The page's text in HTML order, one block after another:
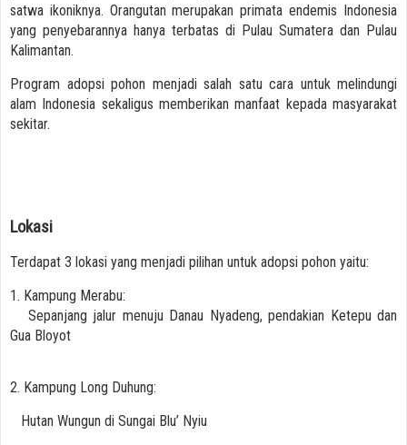
satwa ikoniknya. Orangutan merupakan primata endemis Indonesia
yang penyebarannya hanya terbatas di Pulau Sumatera dan Pulau
Kalimantan.
Program adopsi pohon menjadi salah satu cara untuk melindungi
alam Indonesia sekaligus memberikan manfaat kepada masyarakat
sekitar.
Lokasi
Terdapat 3 lokasi yang menjadi pilihan untuk adopsi pohon yaitu:
1. Kampung Merabu:
Sepanjang jalur menuju Danau Nyadeng, pendakian Ketepu dan
Gua Bloyot
2. Kampung Long Duhung:
Hutan Wungun di Sungai Blu’ Nyiu